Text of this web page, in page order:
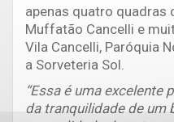
apenas quatro quadras
Muffatão Cancelli e
Vila Cancelli, Paróquia
a Sorveteria Sol.
“Essa é uma
da tranquilidade de um